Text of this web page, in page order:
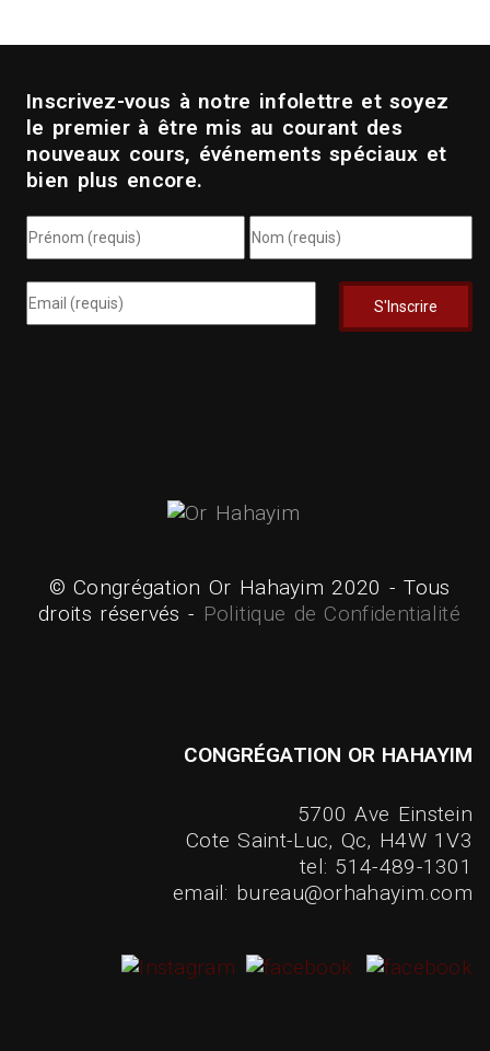
Inscrivez-vous à notre infolettre et soyez
le premier à être mis au courant des
nouveaux cours, événements spéciaux et
bien plus encore.
© Congrégation Or Hahayim 2020 - Tous
droits réservés - Politique de Confidentialité
CONGRÉGATION OR HAHAYIM
5700 Ave Einstein
Cote Saint-Luc, Qc, H4W 1V3
tel: 514-489-1301
email: bureau@orhahayim.com